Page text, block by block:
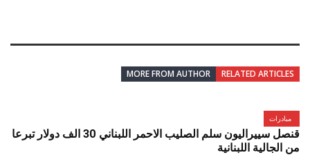
RELATED ARTICLES
MORE FROM AUTHOR
مبادرات
قنصل سييراليون سلم الصليب الاحمر اللبناني 30 الف دولار تبرعا
من الجالية اللبنانية